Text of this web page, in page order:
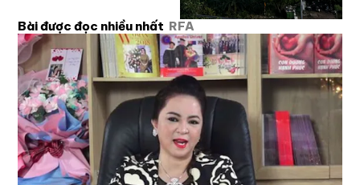
Bài được đọc nhiều nhất RFA